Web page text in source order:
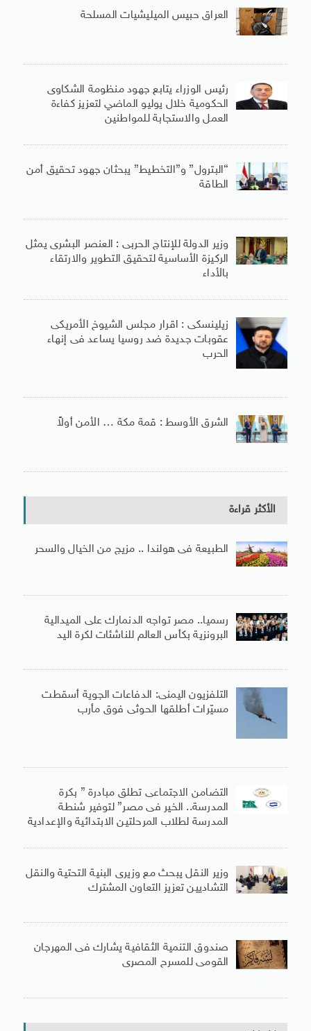
العراق حبيس الميليشيات المسلحة
رئيس الوزراء يتابع جهود منظومة الشكاوى
الحكومية خلال يوليو الماضي لتعزيز كفاءة
العمل والاستجابة للمواطنين
“البترول” و”التخطيط” يبحثان جهود تحقيق أمن
الطاقة
وزير الدولة للإنتاج الحربى : العنصر البشرى يمثل
الركيزة الأساسية لتحقيق التطوير والارتقاء
بالأداء
زيلينسكى : اقرار مجلس الشيوخ الأمريكى
عقوبات جديدة ضد روسيا يساعد فى إنهاء
الحرب
الشرق الأوسط : قمة مكة … الأمن أولاً
الأكثر قراءة
الطبيعة فى هولندا .. مزيج من الخيال والسحر
رسميا.. مصر تواجه الدنمارك على الميدالية
البرونزية بكأس العالم للناشئات لكرة اليد
التلفزيون اليمنى: الدفاعات الجوية أسقطت
مسيّرات أطلقها الحوثى فوق مأرب
التضامن الاجتماعى تطلق مبادرة ” بكرة
المدرسة.. الخير فى مصر” لتوفير شنطة
المدرسة لطلاب المرحلتين الابتدائية والإعدادية
وزير النقل يبحث مع وزيرى البنية التحتية والنقل
التشاديين تعزيز التعاون المشترك
صندوق التنمية الثقافية يشارك فى المهرجان
القومى للمسرح المصرى